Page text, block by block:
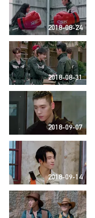
2018-08-24
2018-08-31
2018-09-07
2018-09-14